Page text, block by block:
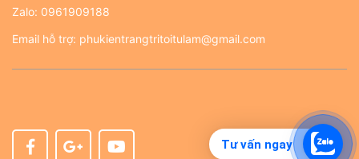
Tư vấn ngay
Zalo: 0961909188
Email hỗ trợ: phukientrangtritoitulam@gmail.com